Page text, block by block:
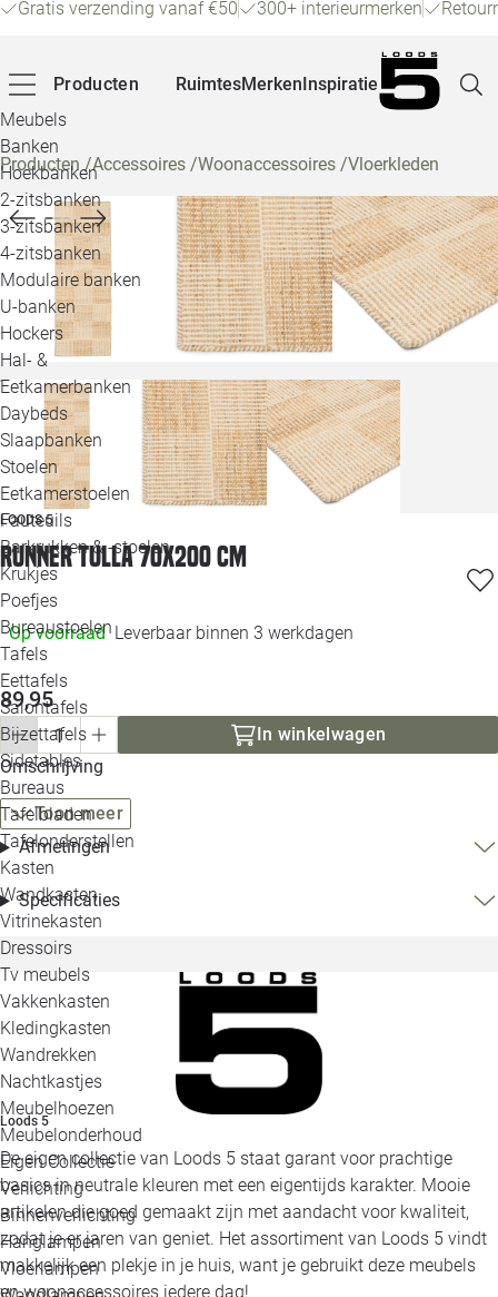
Gratis verzending vanaf €50 300+ interieurmerken
Producten
Meubels
Banken
Hoekbanken
2-zitsbanken
3-zitsbanken
4-zitsbanken
Modulaire banken
U-banken
Hockers
Hal- &
Eetkamerbanken
Daybeds
Slaapbanken
Stoelen
Eetkamerstoelen
Fauteuils
Barkrukken & -stoelen
Krukjes
Poefjes
Bureaustoelen
Tafels
Eettafels
Salontafels
Bijzettafels
Sidetables
Bureaus
Tafelbladen
Tafelonderstellen
Kasten
Wandkasten
Vitrinekasten
Dressoirs
Tv meubels
Vakkenkasten
Kledingkasten
Wandrekken
Nachtkastjes
Meubelhoezen
Meubelonderhoud
Eigen Collectie
Verlichting
Binnenverlichting
Hanglampen
Vloerlampen
RuimtesMerkenInspiratie
Producten/Accessoires /Woonaccessoires /Vloerkleden
LOODS 5
Runner Tulla 70x200 cm
Op voorraad Leverbaar binnen 3 werkdagen
89,95
In winkelwagen
Omschrijving
Toon meer
Afmetingen
Specificaties
Loods 5
De eigen collectie van Loods 5 staat garant voor prachtige
basics in neutrale kleuren met een eigentijds karakter. Mooie
artikelen die goed gemaakt zijn met aandacht voor kwaliteit,
zodat je er jaren van geniet. Het assortiment van Loods 5 vindt
makkelijk een plekje in je huis, want je gebruikt deze meubels
en woonaccessoires iedere dag!